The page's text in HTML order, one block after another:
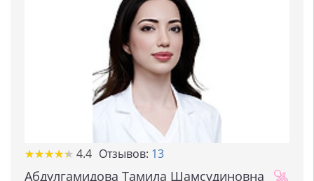
★★★★★
★★★★★ 4.4 Отзывов: 13
Абдулгамидова Тамила Шамсудиновна